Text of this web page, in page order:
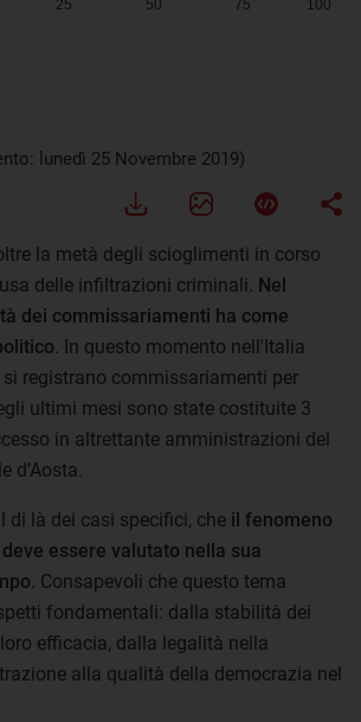
lunedì 25 Novembre 2019)
la metà degli scioglimenti in corso
delle infiltrazioni criminali. Nel
dei commissariamenti ha come
. In questo momento nell'Italia
registrano commissariamenti per
ultimi mesi sono state costituite 3
in altrettante amministrazioni del
d’Aosta.
di là dei casi specifici, che il fenomeno
essere valutato nella sua
. Consapevoli che questo tema
fondamentali: dalla stabilità dei
efficacia, dalla legalità nella
alla qualità della democrazia nel